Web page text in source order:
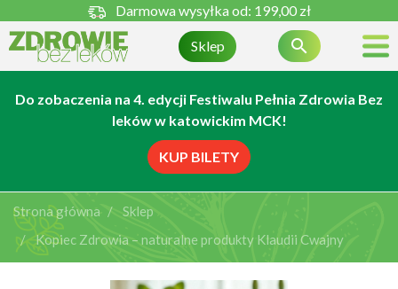
Darmowa wysyłka od: 199,00 zł
Sklep 
Do zobaczenia na 4. edycji Festiwalu Pełnia Zdrowia Bez
leków w katowickim MCK!
KUP BILETY
Strona główna
Sklep
Kopiec Zdrowia – naturalne produkty Klaudii Cwajny